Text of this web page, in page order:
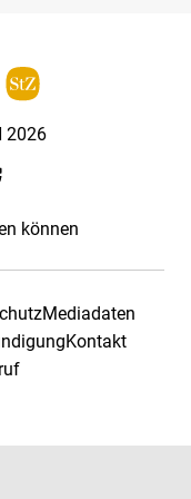
2026
können
Mediadaten
Kontakt